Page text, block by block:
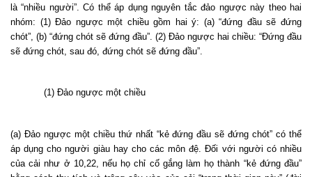
là “nhiều người”. Có thể áp dụng nguyên tắc đảo ngược này theo hai
nhóm: (1) Đảo ngược một chiều gồm hai ý: (a) “đứng đầu sẽ đứng
chót”, (b) “đứng chót sẽ đứng đầu”. (2) Đảo ngược hai chiều: “Đứng đầu
sẽ đứng chót, sau đó, đứng chót sẽ đứng đầu”.
(1) Đảo ngược một chiều
(a) Đảo ngược một chiều thứ nhất “kẻ đứng đầu sẽ đứng chót” có thể
áp dụng cho người giàu hay cho các môn đệ. Đối với người có nhiều
của cải như ở 10,22, nếu họ chỉ cố gắng làm họ thành “kẻ đứng đầu”